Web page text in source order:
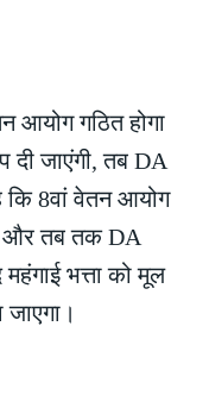
आयोग गठित होगा
जाएंगी, तब DA
कि 8वां वेतन आयोग
और तब तक DA
भत्ता को मूल